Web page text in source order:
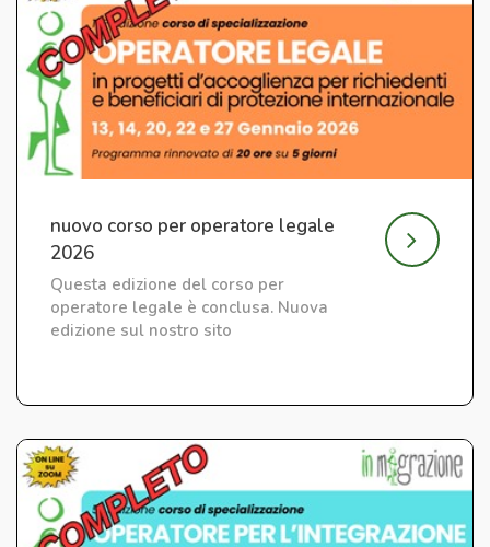
nuovo corso per operatore legale
2026
Questa edizione del corso per
operatore legale è conclusa. Nuova
edizione sul nostro sito